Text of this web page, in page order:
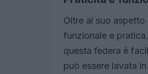
Oltre al suo
funzionale e
questa federa è
può essere lavata